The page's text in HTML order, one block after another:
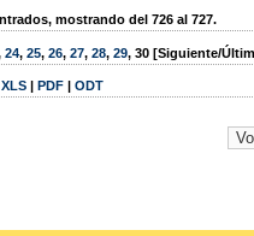
mostrando del 726 al 727.
24, 25, 26, 27, 28, 29, 30 [Siguiente/
XLS | PDF | ODT